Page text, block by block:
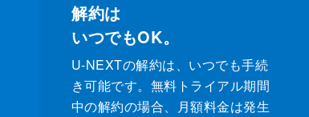
解約は
いつでもOK。
U-NEXTの解約は、いつでも手続
き可能です。無料トライアル期間
中の解約の場合、月額料金は発生